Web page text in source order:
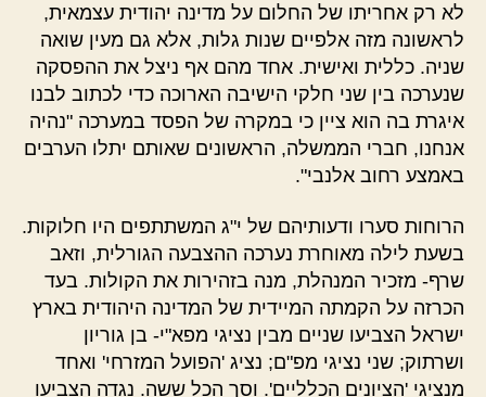
לא רק אחריתו של החלום על מדינה יהודית עצמאית,
לראשונה מזה אלפיים שנות גלות, אלא גם מעין שואה
שניה. כללית ואישית. אחד מהם אף ניצל את ההפסקה
שנערכה בין שני חלקי הישיבה הארוכה כדי לכתוב לבנו
איגרת בה הוא ציין כי במקרה של הפסד במערכה "נהיה
אנחנו, חברי הממשלה, הראשונים שאותם יתלו הערבים
באמצע רחוב אלנבי".
הרוחות סערו ודעותיהם של י"ג המשתתפים היו חלוקות.
בשעת לילה מאוחרת נערכה ההצבעה הגורלית, וזאב
שרף- מזכיר המנהלת, מנה בזהירות את הקולות. בעד
הכרזה על הקמתה המיידית של המדינה היהודית בארץ
ישראל הצביעו שניים מבין נציגי מפא"י- בן גוריון
ושרתוק; שני נציגי מפ"ם; נציג 'הפועל המזרחי' ואחד
מנציגי 'הציונים הכלליים'. וסך הכל ששה. נגדה הצביעו